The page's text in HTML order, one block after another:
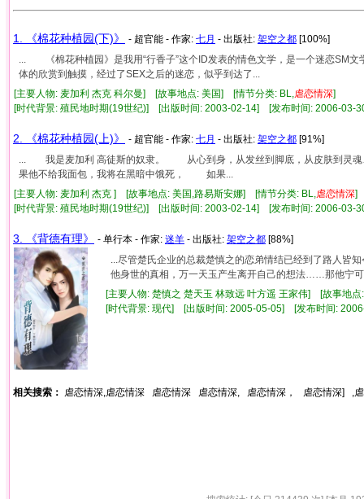
1. 《棉花种植园(下)》 - 超官能 - 作家: 七月 - 出版社: 架空之都 [100%]
... 《棉花种植园》是我用“行香子”这个ID发表的情色文学，是一个迷恋SM
体的欣赏到触摸，经过了SEX之后的迷恋，似乎到达了...
[主要人物: 麦加利 杰克 科尔曼] [故事地点: 美国] [情节分类: BL,
虐恋情深]
[时代背景: 殖民地时期(19世纪)] [出版时间: 2003-02-14] [发布时间: 2006-
2. 《棉花种植园(上)》 - 超官能 - 作家: 七月 - 出版社: 架空之都 [91%]
... 我是麦加利 高徒斯的奴隶。 从心到身，从发丝到脚底，从皮肤
果他不给我面包，我将在黑暗中饿死， 如果...
[主要人物: 麦加利 杰克 ] [故事地点: 美国,路易斯安娜] [情节分类: BL,
虐恋情深
[时代背景: 殖民地时期(19世纪)] [出版时间: 2003-02-14] [发布时间: 2006-
3. 《背德有理》 - 单行本 - 作家: 迷羊 - 出版社: 架空之都 [88%]
...尽管楚氏企业的总裁楚慎之的恋弟情结已经到了路人皆
他身世的真相，万一天玉产生离开自己的想法……那他宁
[主要人物: 楚慎之 楚天玉 林致远 叶方遥 王家伟] [故事地
[时代背景: 现代] [出版时间: 2005-05-05] [发布时间:
相关搜索： 虐恋情深,虐恋情深 虐恋情深 虐恋情深, 虐恋情深， 虐恋情深] ,